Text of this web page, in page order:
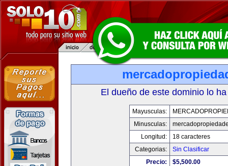
El dueño de este dominio lo
Mayusculas:
Minusculas:
Longitud:
18 caracteres
Categorias:
Sin Clasificar
Precio:
$5,500.00